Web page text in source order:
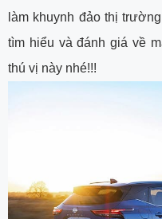
làm khuynh đảo thị
tìm hiểu và đánh giá về
thú vị này nhé!!!